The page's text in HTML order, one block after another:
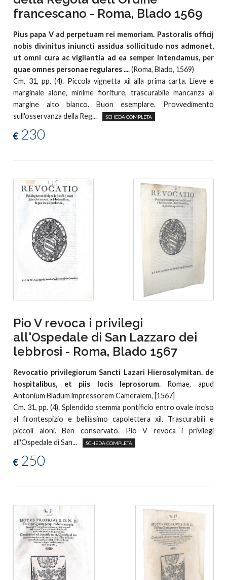
francescano - Roma, Blado 1569
Pius papa V ad perpetuam rei memoriam. Pastoralis officij
nobis divinitus iniuncti assidua sollicitudo nos admonet,
ut omni cura ac vigilantia ad ea semper intendamus, per
quae omnes personae regulares .... (Roma, Blado, 1569)
Cm. 31, pp. (4). Piccola vignetta xil alla prima carta. Lieve e
marginale alone, minime fioriture, trascurabile mancanza al
margine alto bianco. Buon esemplare. Provvedimento
sull'osservanza della Reg...
SCHEDA COMPLETA
€ 230
Pio V revoca i privilegi
all'Ospedale di San Lazzaro dei
lebbrosi - Roma, Blado 1567
Revocatio privilegiorum Sancti Lazari Hierosolymitan. de
hospitalibus, et piis locis leprosorum. Romae, apud
Antonium Bladum impressorem Cameralem, [1567]
Cm. 31, pp. (4). Splendido stemma pontificio entro ovale inciso
al frontespizio e bellissimo capolettera xil. Trascurabili e
piccoli aloni. Ben conservato. Pio V revoca i privilegi
all'Ospedale di San...
SCHEDA COMPLETA
€ 250